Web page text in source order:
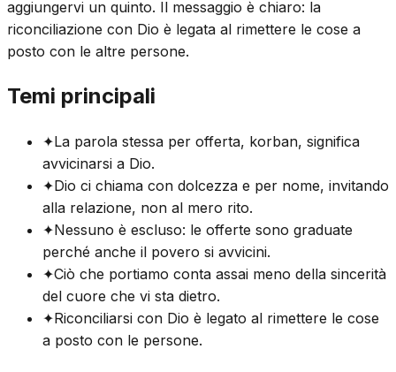
aggiungervi un quinto. Il messaggio è chiaro: la
riconciliazione con Dio è legata al rimettere le cose a
posto con le altre persone.
Temi principali
✦La parola stessa per offerta, korban, significa
avvicinarsi a Dio.
✦Dio ci chiama con dolcezza e per nome, invitando
alla relazione, non al mero rito.
✦Nessuno è escluso: le offerte sono graduate
perché anche il povero si avvicini.
✦Ciò che portiamo conta assai meno della sincerità
del cuore che vi sta dietro.
✦Riconciliarsi con Dio è legato al rimettere le cose
a posto con le persone.